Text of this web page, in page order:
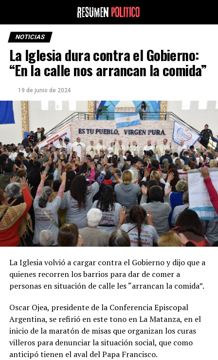
NOTICIAS
La Iglesia dura contra el Gobierno:
“En la calle nos arrancan la comida”
19 de junio de 2024
La Iglesia volvió a cargar contra el Gobierno y dijo que a
quienes recorren los barrios para dar de comer a
personas en situación de calle les “arrancan la comida”.
Oscar Ojea, presidente de la Conferencia Episcopal
Argentina, se refirió en este tono en La Matanza, en el
inicio de la maratón de misas que organizan los curas
villeros para denunciar la situación social, que como
anticipó tienen el aval del Papa Francisco.